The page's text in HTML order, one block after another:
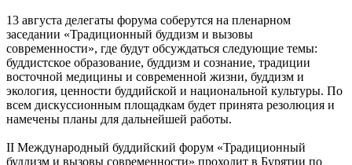
13 августа делегаты форума соберутся на пленарном
заседании «Традиционный буддизм и вызовы
современности», где будут обсуждаться следующие темы:
буддистское образование, буддизм и сознание, традиции
восточной медицины и современной жизни, буддизм и
экология, ценности буддийской и национальной культуры. По
всем дискуссионным площадкам будет принята резолюция и
намечены планы для дальнейшей работы.
II Международный буддийский форум «Традиционный
буддизм и вызовы современности» проходит в Бурятии по